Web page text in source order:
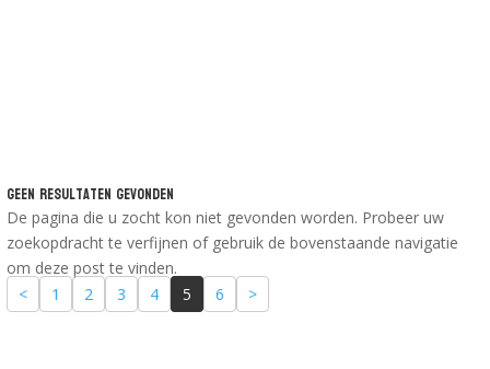
Geen Resultaten Gevonden
De pagina die u zocht kon niet gevonden worden. Probeer uw
zoekopdracht te verfijnen of gebruik de bovenstaande navigatie
om deze post te vinden.
<
1 2 3 4 5 6 >